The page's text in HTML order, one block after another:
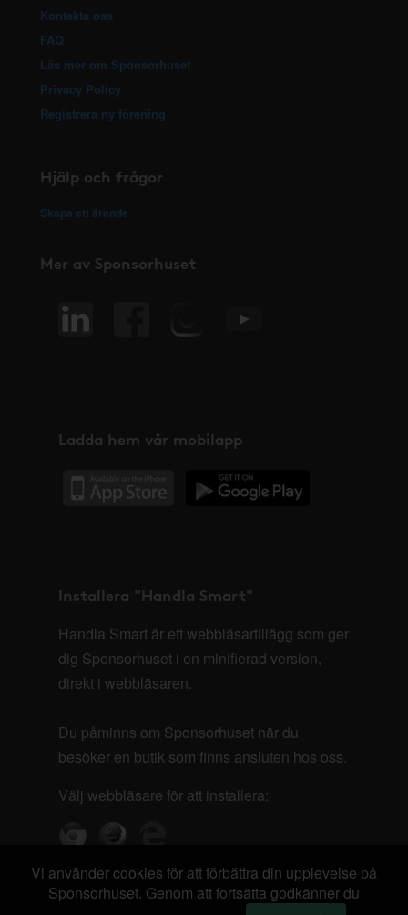
Kontakta oss
FAQ
Läs mer om Sponsorhuset
Privacy Policy
Registrera ny förening
Hjälp och frågor
Skapa ett ärende
Mer av Sponsorhuset
Ladda hem vår mobilapp
Installera "Handla Smart"
Handla Smart är ett webbläsartillägg som ger
dig Sponsorhuset i en minifierad version,
direkt i webbläsaren.
Du påminns om Sponsorhuset när du
besöker en butik som finns ansluten hos oss.
Välj webbläsare för att installera:
Vi använder cookies för att förbättra din upplevelse på
Sponsorhuset. Genom att fortsätta godkänner du